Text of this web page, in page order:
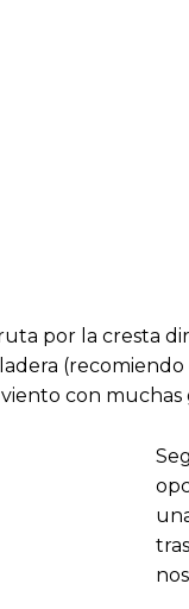
por la cresta
con muchas